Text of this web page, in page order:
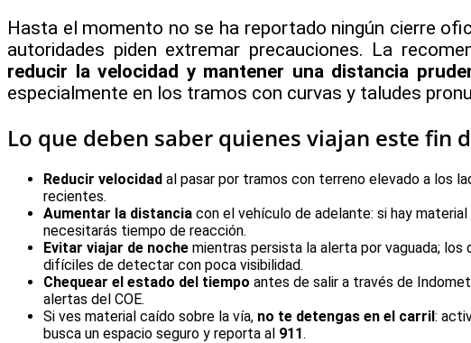
Hasta el momento no se ha reportado ningún cierre
autoridades piden extremar precauciones. La
reducir la velocidad y mantener una distancia
especialmente en los tramos con curvas y taludes
Lo que deben saber quienes viajan este fin
Reducir velocidad al pasar por tramos con terreno elevado a los
recientes.
Aumentar la distancia con el vehículo de adelante: si hay
necesitarás tiempo de reacción.
Evitar viajar de noche mientras persista la alerta por vaguada; los
difíciles de detectar con poca visibilidad.
Chequear el estado del tiempo antes de salir a través de
alertas del COE.
Si ves material caído sobre la vía, no te detengas en el carril:
busca un espacio seguro y reporta al 911.